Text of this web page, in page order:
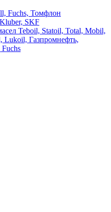
Fuchs, Томфлон
SKF
Teboil, Statoil, Total, Mobil,
Lukoil, Газпромнефть,